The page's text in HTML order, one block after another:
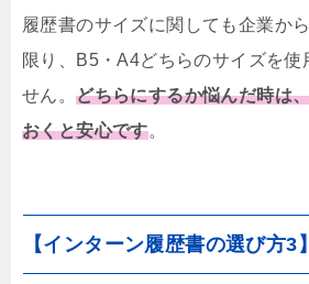
履歴書のサイズに関しても企業か
限り、B5・A4どちらのサイズを使
せん。どちらにするか悩んだ時は
おくと安心です。
【インターン履歴書の選び方3